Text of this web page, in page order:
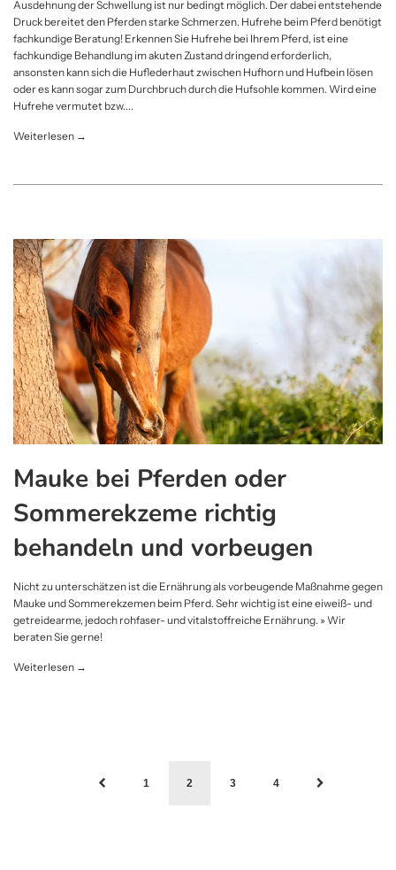
Ausdehnung der Schwellung ist nur bedingt möglich. Der dabei entstehende
Druck bereitet den Pferden starke Schmerzen. Hufrehe beim Pferd benötigt
fachkundige Beratung! Erkennen Sie Hufrehe bei Ihrem Pferd, ist eine
fachkundige Behandlung im akuten Zustand dringend erforderlich,
ansonsten kann sich die Huflederhaut zwischen Hufhorn und Hufbein lösen
oder es kann sogar zum Durchbruch durch die Hufsohle kommen. Wird eine
Hufrehe vermutet bzw....
Weiterlesen →
Mauke bei Pferden oder
Sommerekzeme richtig
behandeln und vorbeugen
Nicht zu unterschätzen ist die Ernährung als vorbeugende Maßnahme gegen
Mauke und Sommerekzemen beim Pferd. Sehr wichtig ist eine eiweiß- und
getreidearme, jedoch rohfaser- und vitalstoffreiche Ernährung. » Wir
beraten Sie gerne!
Weiterlesen →
1 2 3 4